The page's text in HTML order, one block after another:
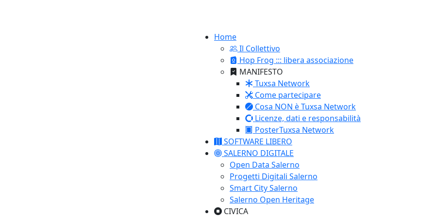
Home
Il Collettivo
Hop Frog ::: libera associazione
MANIFESTO
Tuxsa Network
Come partecipare
Cosa NON è Tuxsa Network
Licenze, dati e responsabilità
PosterTuxsa Network
SOFTWARE LIBERO
SALERNO DIGITALE
Open Data Salerno
Progetti Digitali Salerno
Smart City Salerno
Salerno Open Heritage
CIVICA